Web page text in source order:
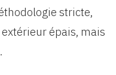
stricte,
épais, mais